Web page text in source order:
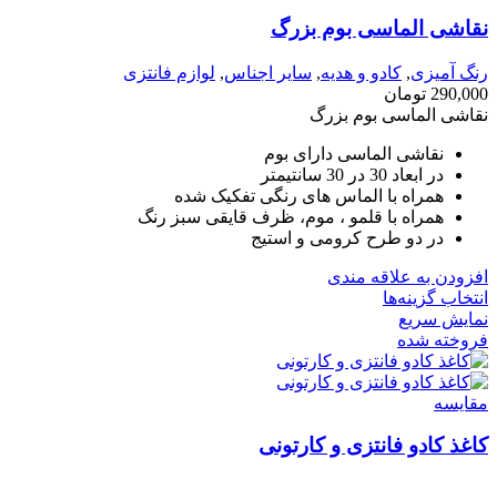
نقاشی الماسی بوم بزرگ
رنگ آمیزی, کادو و هدیه, سایر اجناس, لوازم فانتزی
290,000 تومان
نقاشی الماسی بوم بزرگ
نقاشی الماسی دارای بوم
در ابعاد 30 در 30 سانتیمتر
همراه با الماس های رنگی تفکیک شده
همراه با قلمو ، موم، ظرف قایقی سبز رنگ
در دو طرح کرومی و استیج
افزودن به علاقه مندی
انتخاب گزینه‌ها
نمایش سریع
فروخته شده
مقايسه
کاغذ کادو فانتزی و کارتونی